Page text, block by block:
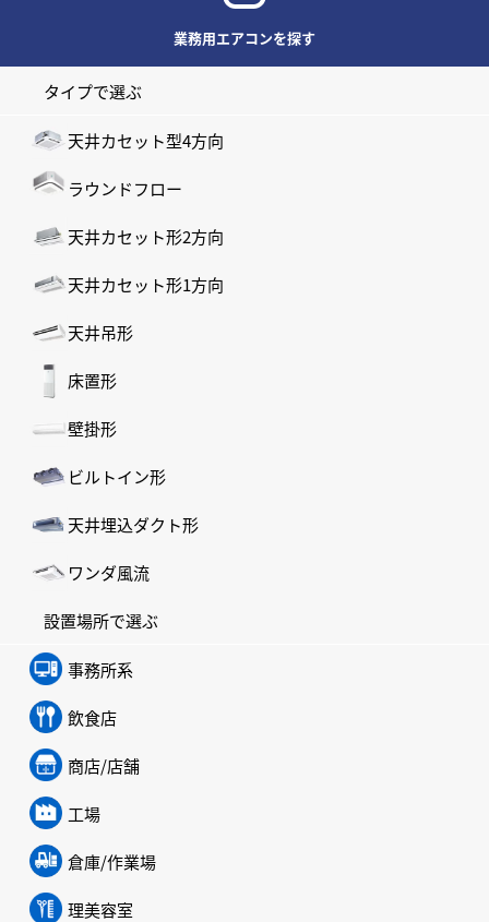
業務用エアコンを探す
タイプで選ぶ
天井カセット型4方向
ラウンドフロー
天井カセット形2方向
天井カセット形1方向
天井吊形
床置形
壁掛形
ビルトイン形
天井埋込ダクト形
ワンダ風流
設置場所で選ぶ
事務所系
飲食店
商店/店舗
工場
倉庫/作業場
理美容室